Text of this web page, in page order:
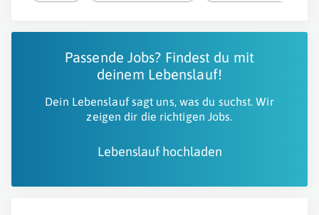
Passende Jobs? Findest du mit
deinem Lebenslauf!
Dein Lebenslauf sagt uns, was du suchst. Wir
zeigen dir die richtigen Jobs.
Lebenslauf hochladen